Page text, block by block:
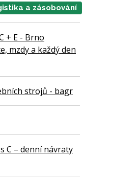
a zásobování
+ E - Brno
mzdy a každý den
strojů - bagr
C – denní návraty